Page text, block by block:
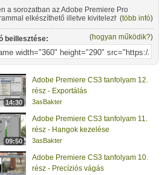
a sorozatban az Adobe Premiere Pro
elkészíthető illetve kivitelezhető
és trükköket mutatok be. Az első részben
feliratot fogok elkészíteni.
(több infó)
beillesztése: (hogyan működik?)
14:30
Adobe Premiere CS3 tanfolyam 12.
rész - Exportálás
3asBakter
09:50
Adobe Premiere CS3 tanfolyam 11.
rész - Hangok kezelése
3asBakter
Adobe Premiere CS3 tanfolyam 10.
rész - Precíziós vágás